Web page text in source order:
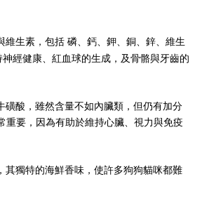
維生素，包括 磷、鈣、鉀、銅、鋅、維生
經健康、紅血球的生成，及骨骼與牙齒的
磺酸，雖然含量不如內臟類，但仍有加分
重要，因為有助於維持心臟、視力與免疫
其獨特的海鮮香味，使許多狗狗貓咪都難